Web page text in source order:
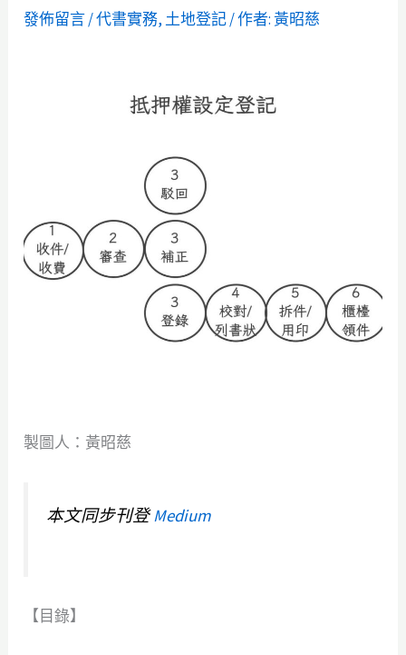
發佈留言/代書實務, 土地登記/ 作者:黃昭慈
製圖人：黃昭慈
本文同步刊登Medium
【目錄】